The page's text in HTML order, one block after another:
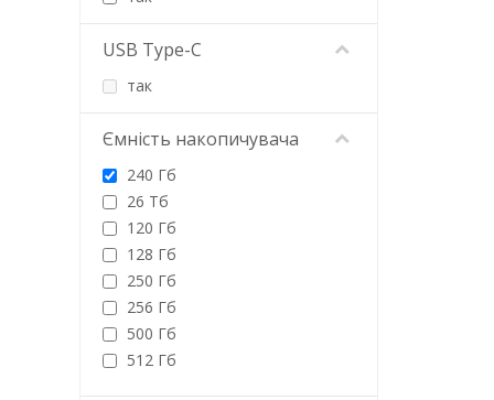
Toshiba
Transcend
Wibrand
USB Type-C
так
Ємність накопичувача
240 Гб
26 Тб
120 Гб
128 Гб
250 Гб
256 Гб
500 Гб
512 Гб